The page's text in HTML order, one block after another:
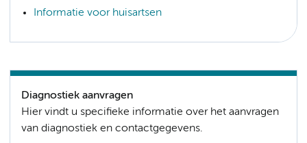
Informatie voor huisartsen
Diagnostiek aanvragen
Hier vindt u specifieke informatie over het aanvragen
van diagnostiek en contactgegevens.